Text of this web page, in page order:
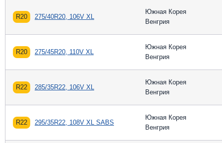
R20 275/40R20, 106V XL
Южная Корея
Венгрия
R20 275/45R20, 110V XL
Южная Корея
Венгрия
R22 285/35R22, 106V XL
Южная Корея
Венгрия
R22 295/35R22, 108V XL SABS
Южная Корея
Венгрия